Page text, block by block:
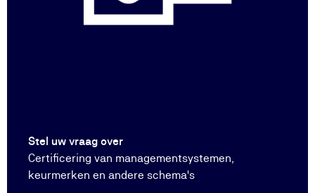
Stel uw vraag over
Certificering van managementsystemen,
keurmerken en andere schema's